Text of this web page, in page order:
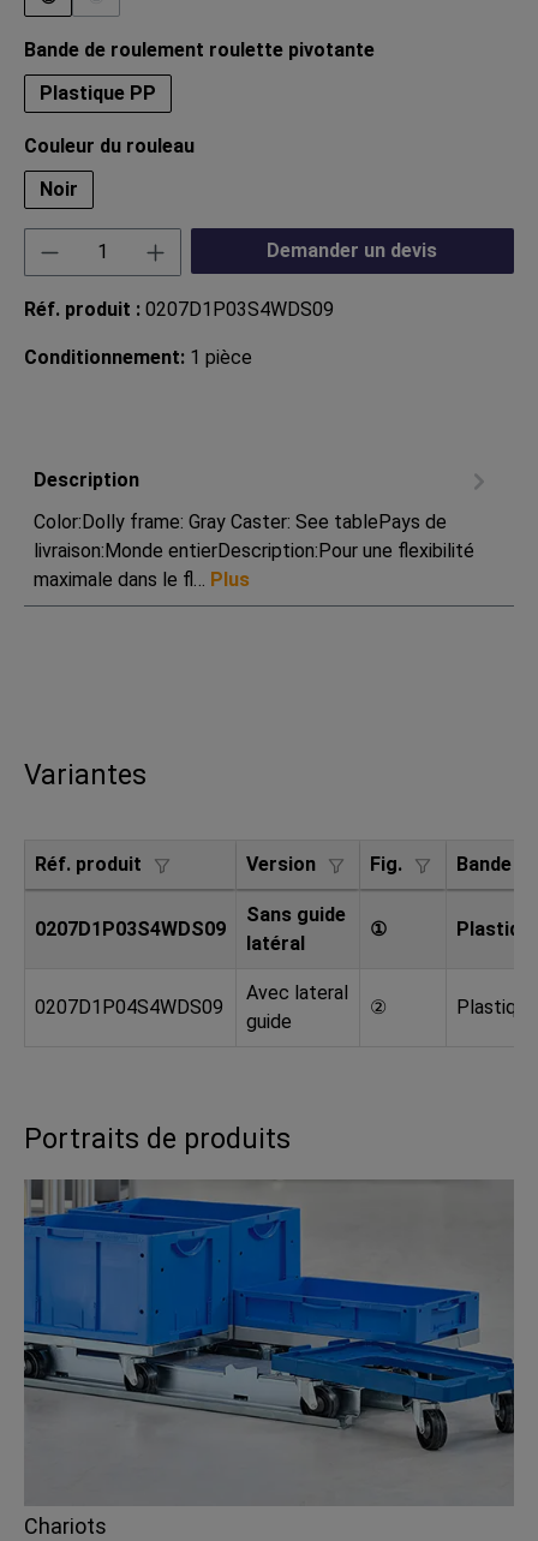
(Cette option n'est pas disponible pour le moment.)
Sélectionnez
Bande de roulement roulette pivotante
Plastique PP
Sélectionnez
Couleur du rouleau
Noir
Quantité de produit : Entrez la quantité
Demander un devis
Réf. produit : 0207D1P03S4WDS09
Conditionnement: 1 pièce
Description
Color:Dolly frame: Gray Caster: See tablePays de
livraison:Monde entierDescription:Pour une flexibilité
maximale dans le fl… Plus
Variantes
Réf. produit Version Fig. Bande
0207D1P03S4WDS09
Sans guide
latéral
①
0207D1P04S4WDS09
Avec lateral
guide
②
Portraits de produits
Chariots